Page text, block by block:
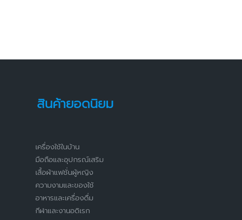
สินค้ายอดนิยม
เครื่องใช้ในบ้าน
มือถือและอุปกรณ์เสริม
เสื้อผ้าแฟชั่นผู้หญิง
ความงามและของใช้
อาหารและเครื่องดื่ม
กีฬาและงานอดิเรก